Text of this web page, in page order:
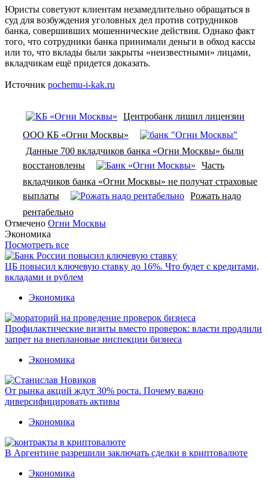
Юристы советуют клиентам незамедлительно обращаться в
суд для возбуждения уголовных дел против сотрудников
банка, совершивших мошеннические действия. Однако факт
того, что сотрудники банка принимали деньги в обход кассы
или то, что вклады были закрыты «неизвестными» лицами,
вкладчикам ещё придется доказать.
Источник pochemu-i-kak.ru
Центробанк лишил лицензии
ООО КБ «Огни Москвы»
Данные 700 вкладчиков банка «Огни Москвы» были
восстановлены
Часть
вкладчиков банка «Огни Москвы» не получат страховые
выплаты
Рожать надо
рентабельно
Отмечено Огни Москвы
Экономика
Посмотреть все
ЦБ повысил ключевую ставку до 16%. Что будет с кредитами,
вкладами и рублем
Экономика
Профилактические визиты вместо проверок: власти продлили
запрет на внеплановые инспекции бизнеса
Экономика
От рынка акций ждут 30% роста. Почему важно
диверсифицировать активы
Экономика
В Аргентине разрешили заключать сделки в криптовалюте
Экономика